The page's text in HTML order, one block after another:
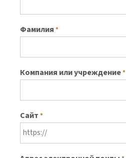
Фамилия *
Компания или учреждение*
Сайт *